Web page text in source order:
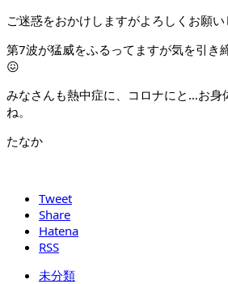
ご迷惑をおかけしますがよろしくお願い
第7波が猛威をふるってますが気を引き
😖
みなさんも熱中症に、コロナにと…お身
ね。
たなか
Tweet
Share
Hatena
RSS
未分類